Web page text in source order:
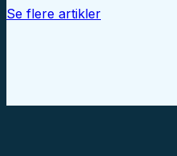
Se flere artikler